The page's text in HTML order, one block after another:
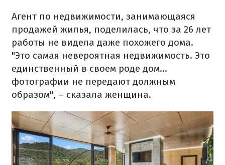
Агент по недвижимости, занимающаяся
продажей жилья, поделилась, что за 26 лет
работы не видела даже похожего дома.
"Это самая невероятная недвижимость. Это
единственный в своем роде дом...
фотографии не передают должным
образом", – сказала женщина.